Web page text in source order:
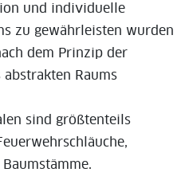
und individuelle
zu gewährleisten wurden
dem Prinzip der
Raums
sind größtenteils